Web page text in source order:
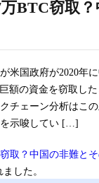
BTC窃取
米国政府が2020年
額の資金を窃取し
チェーン分析はこ
示唆してい […]
取？中国の非難と
した。